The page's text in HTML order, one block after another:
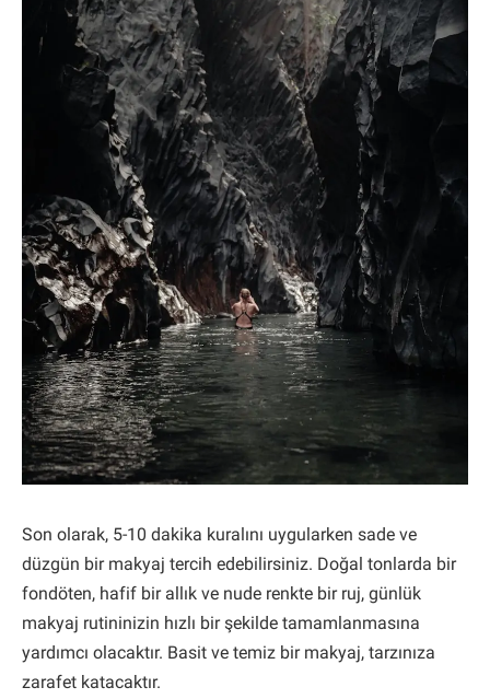
Son olarak, 5-10 dakika kuralını uygularken sade ve
düzgün bir makyaj tercih edebilirsiniz. Doğal tonlarda bir
fondöten, hafif bir allık ve nude renkte bir ruj, günlük
makyaj rutininizin hızlı bir şekilde tamamlanmasına
yardımcı olacaktır. Basit ve temiz bir makyaj, tarzınıza
zarafet katacaktır.